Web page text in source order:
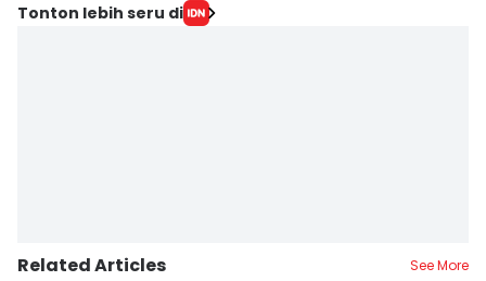
Tonton lebih seru di
Related Articles See More